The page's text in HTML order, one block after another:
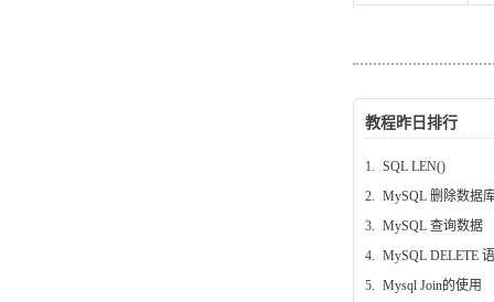
教程昨日排行
1.
SQL LEN()
2.
MySQL 删除数据
3.
MySQL 查询数据
4.
MySQL DELETE
5.
Mysql Join的使用